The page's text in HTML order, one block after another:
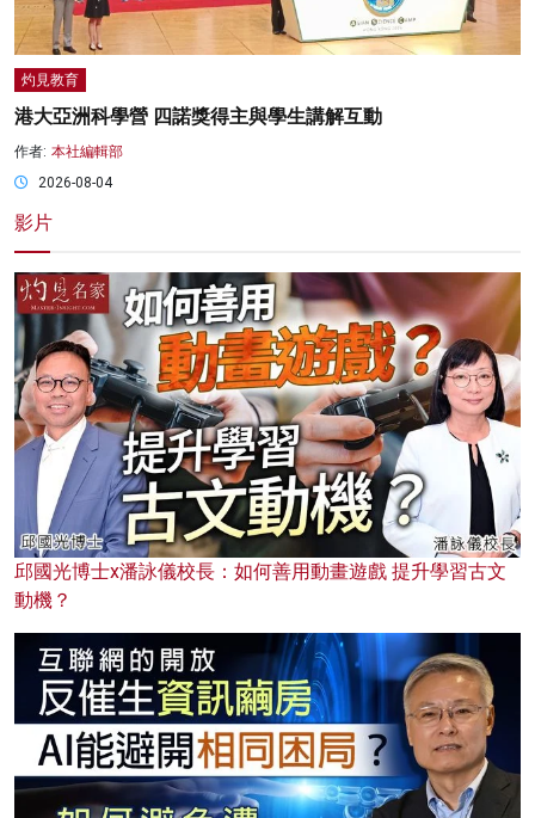
灼見教育
港大亞洲科學營 四諾獎得主與學生講解互動
作者: 本社編輯部
2026-08-04
影片
邱國光博士x潘詠儀校長：如何善用動畫遊戲 提升學習古文
動機？